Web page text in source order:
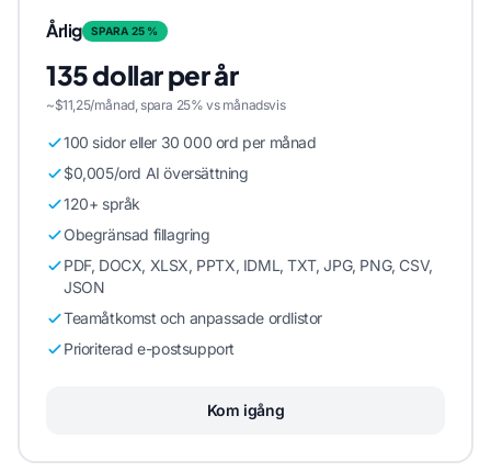
Årlig SPARA 25 %
135 dollar per år
~$11,25/månad, spara 25% vs månadsvis
100 sidor eller 30 000 ord per månad
$0,005/ord AI översättning
120+ språk
Obegränsad fillagring
PDF, DOCX, XLSX, PPTX, IDML, TXT, JPG, PNG, CSV,
JSON
Teamåtkomst och anpassade ordlistor
Prioriterad e-postsupport
Kom igång